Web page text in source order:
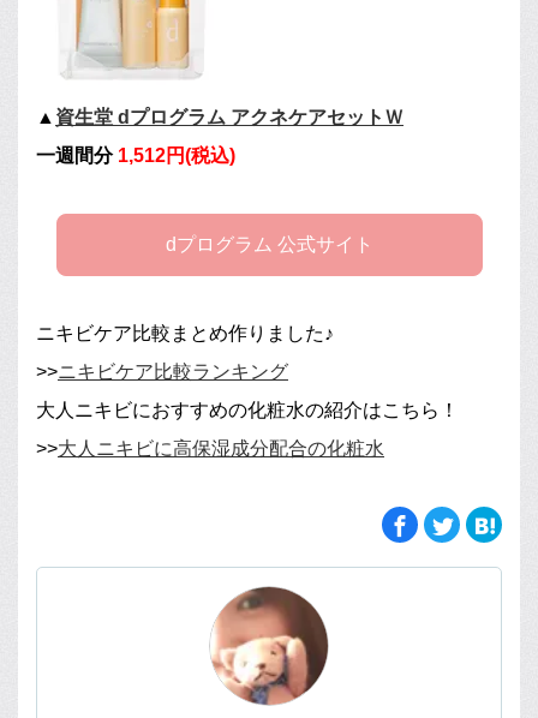
▲ 資生堂 dプログラム アクネケアセットＷ
一週間分 1,512円(税込)
dプログラム 公式サイト
ニキビケア比較まとめ作りました♪
>>ニキビケア比較ランキング
大人ニキビにおすすめの化粧水の紹介はこちら！
>>大人ニキビに高保湿成分配合の化粧水